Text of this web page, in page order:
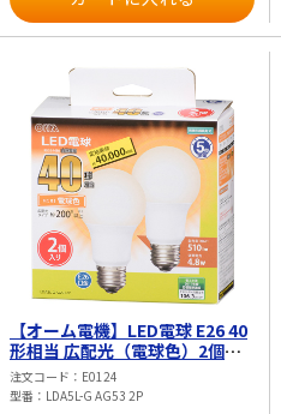
【オーム電機】LED電球 E26 40
形相当 広配光（電球色）2個入
LDA5L-G AG53 2P
注文コード
E0124
型番
LDA5L-G AG53 2P